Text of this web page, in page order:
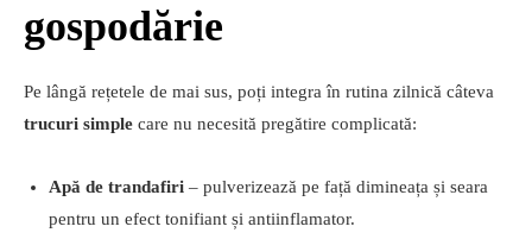
gospodărie
Pe lângă rețetele de mai sus, poți integra în rutina zilnică câteva
trucuri simple care nu necesită pregătire complicată:
Apă de trandafiri – pulverizează pe față dimineața și seara
pentru un efect tonifiant și antiinflamator.